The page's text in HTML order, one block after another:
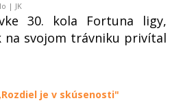
| JK
30. kola Fortuna ligy,
na svojom trávniku privítal
je v skúsenosti"